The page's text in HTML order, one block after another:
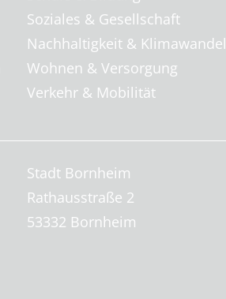
Soziales & Gesellschaft
Nachhaltigkeit & Klimawandel
Wohnen & Versorgung
Verkehr & Mobilität
Stadt Bornheim
Rathausstraße 2
53332 Bornheim